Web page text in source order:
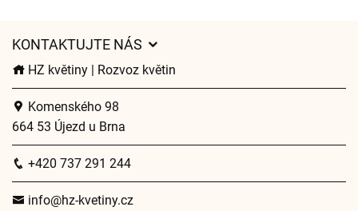
KONTAKTUJTE NÁS
HZ květiny | Rozvoz květin
Komenského 98
664 53 Újezd u Brna
+420 737 291 244
info@hz-kvetiny.cz